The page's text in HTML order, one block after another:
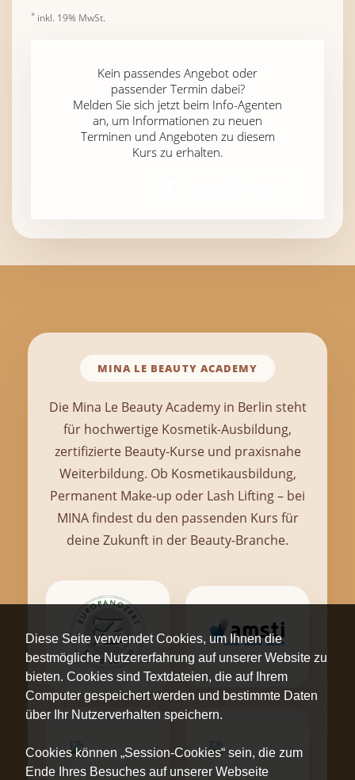
Diese Seite verwendet Cookies, um Ihnen die
bestmögliche Nutzererfahrung auf unserer Website zu
bieten. Cookies sind Textdateien, die auf Ihrem
Computer gespeichert werden und bestimmte Daten
über Ihr Nutzerverhalten speichern.
Cookies können „Session-Cookies“ sein, die zum
Ende Ihres Besuches auf unserer Webseite
* inkl. 19% MwSt.
Kein passendes Angebot oder
passender Termin dabei?
Melden Sie sich jetzt beim Info-Agenten
an, um Informationen zu neuen
Terminen und Angeboten zu diesem
Kurs zu erhalten.
MINA LE BEAUTY ACADEMY
Die Mina Le Beauty Academy in Berlin steht
für hochwertige Kosmetik-Ausbildung,
zertifizierte Beauty-Kurse und praxisnahe
Weiterbildung. Ob Kosmetikausbildung,
Permanent Make-up oder Lash Lifting – bei
MINA findest du den passenden Kurs für
deine Zukunft in der Beauty-Branche.